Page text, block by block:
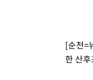
[순천=
한 산